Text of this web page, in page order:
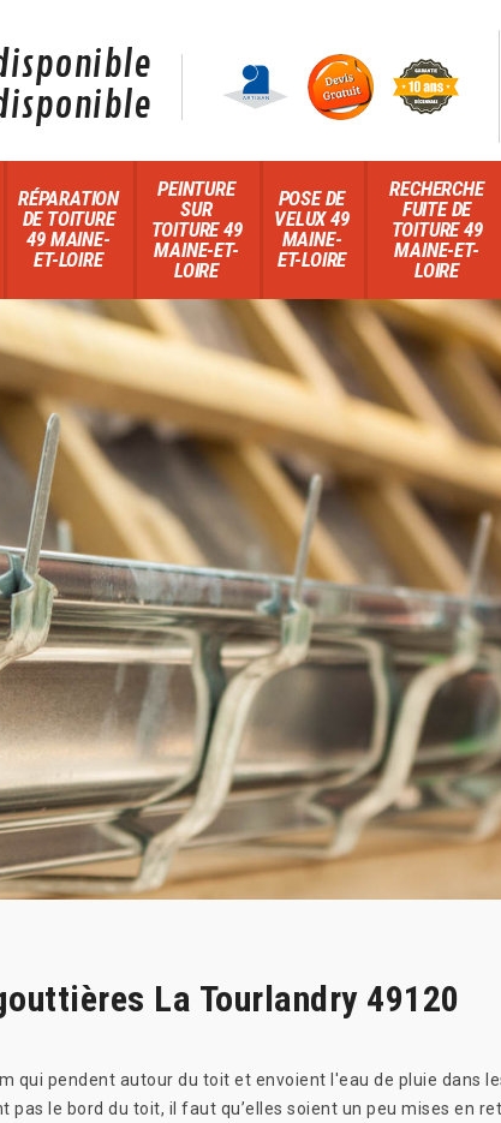
RÉPARATION
DE TOITURE
49 MAINE-
ET-LOIRE
PEINTURE
SUR
TOITURE 49
MAINE-ET-
LOIRE
POSE DE
VELUX 49
MAINE-
ET-LOIRE
RECHERCHE
FUITE DE
TOITURE 49
MAINE-ET-
LOIRE
La Tourlandry 49120
qui pendent autour du toit et envoient l'eau de pluie dans
le bord du toit, il faut qu’elles soient un peu mises en